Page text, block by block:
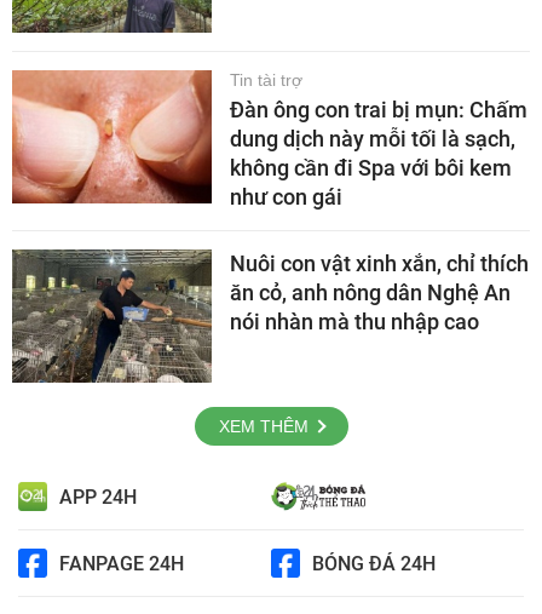
Tin tài trợ
Đàn ông con trai bị mụn: Chấm
dung dịch này mỗi tối là sạch,
không cần đi Spa với bôi kem
như con gái
Nuôi con vật xinh xắn, chỉ thích
ăn cỏ, anh nông dân Nghệ An
nói nhàn mà thu nhập cao
XEM THÊM
APP 24H
FANPAGE 24H BÓNG ĐÁ 24H